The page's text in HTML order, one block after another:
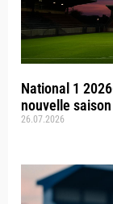
National 1
nouvelle saison
26.07.2026